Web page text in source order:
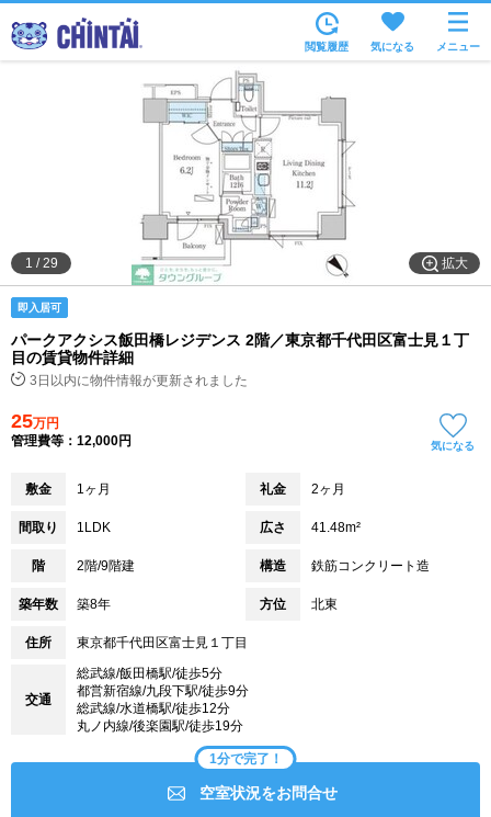
沿線・駅から
住所から
家賃相場から
通勤通学時間から
物件特集から
不動産会社から
閲覧履歴 気になる メニュー
拡大
1 /29
即入居可
パークアクシス飯田橋レジデンス 2階／東京都千代田区富士見１丁
目の賃貸物件詳細
3日以内に物件情報が更新されました
25万円
管理費等：12,000円
気になる
敷金 1ヶ月 礼金 2ヶ月
間取り 1LDK 広さ 41.48m²
階 2階/9階建 構造 鉄筋コンクリート造
築年数 築8年 方位 北東
住所 東京都千代田区富士見１丁目
交通
総武線/飯田橋駅/徒歩5分
都営新宿線/九段下駅/徒歩9分
総武線/水道橋駅/徒歩12分
丸ノ内線/後楽園駅/徒歩19分
1分で完了！
空室状況をお問合せ